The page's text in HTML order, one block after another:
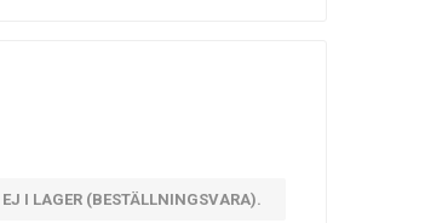
EJ I LAGER (BESTÄLLNINGSVARA).